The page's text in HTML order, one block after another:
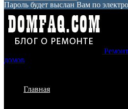
Пароль будет выслан Вам по
домов
Главная